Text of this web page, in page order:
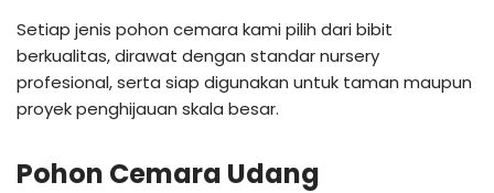
Setiap jenis pohon cemara kami pilih dari bibit
berkualitas, dirawat dengan standar nursery
profesional, serta siap digunakan untuk taman maupun
proyek penghijauan skala besar.
Pohon Cemara Udang